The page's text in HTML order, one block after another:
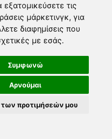
εξατομικεύσετε τις
μάρκετινγκ, για
διαφημίσεις που
με εσάς.
Συμφωνώ
Αρνούμαι
προτιμήσεών μου
υπογράμμισε.